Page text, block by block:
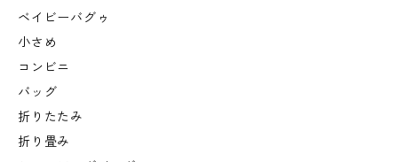
ベイビーバグゥ
小さめ
コンビニ
バッグ
折りたたみ
折り畳み